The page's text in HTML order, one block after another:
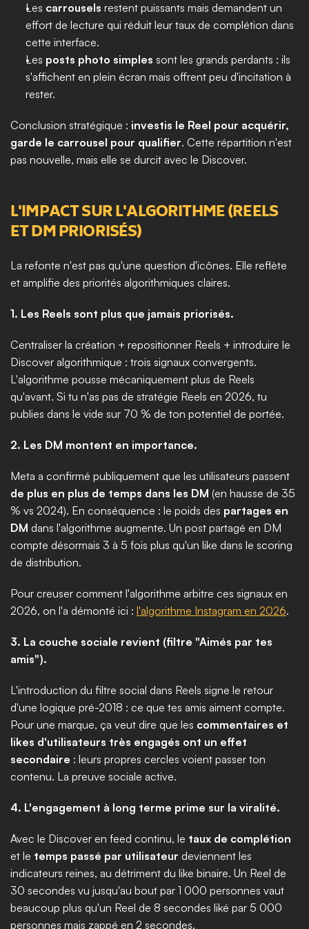
Les carrousels restent puissants mais demandent un
effort de lecture qui réduit leur taux de complétion dans
cette interface.
Les posts photo simples sont les grands perdants : ils
s'affichent en plein écran mais offrent peu d'incitation à
rester.
Conclusion stratégique : investis le Reel pour acquérir,
garde le carrousel pour qualifier. Cette répartition n'est
pas nouvelle, mais elle se durcit avec le Discover.
L'IMPACT SUR L'ALGORITHME (REELS
ET DM PRIORISÉS)
La refonte n'est pas qu'une question d'icônes. Elle reflète
et amplifie des priorités algorithmiques claires.
1. Les Reels sont plus que jamais priorisés.
Centraliser la création + repositionner Reels + introduire le
Discover algorithmique : trois signaux convergents.
L'algorithme pousse mécaniquement plus de Reels
qu'avant. Si tu n'as pas de stratégie Reels en 2026, tu
publies dans le vide sur 70 % de ton potentiel de portée.
2. Les DM montent en importance.
de plus en plus de temps dans les DM (en hausse de 35
% vs 2024). En conséquence : le poids des partages en
DM dans l'algorithme augmente. Un post partagé en DM
compte désormais 3 à 5 fois plus qu'un like dans le scoring
de distribution.
Pour creuser comment l'algorithme arbitre ces signaux en
2026, on l'a démonté ici : l'algorithme Instagram en 2026.
3. La couche sociale revient (filtre "Aimés par tes
amis").
L'introduction du filtre social dans Reels signe le retour
d'une logique pré-2018 : ce que tes amis aiment compte.
Pour une marque, ça veut dire que les commentaires et
likes d'utilisateurs très engagés ont un effet
secondaire : leurs propres cercles voient passer ton
contenu. La preuve sociale active.
4. L'engagement à long terme prime sur la viralité.
Avec le Discover en feed continu, le taux de complétion
et le temps passé par utilisateur deviennent les
indicateurs reines, au détriment du like binaire. Un Reel de
30 secondes vu jusqu'au bout par 1 000 personnes vaut
beaucoup plus qu'un Reel de 8 secondes liké par 5 000
personnes mais zappé en 2 secondes.